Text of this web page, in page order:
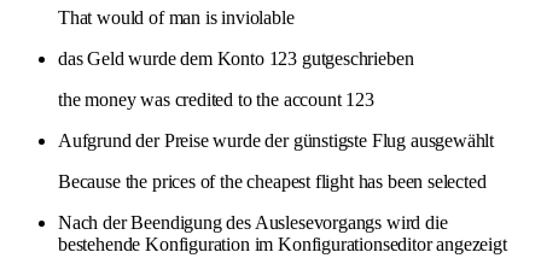
That would of man is inviolable
das Geld wurde dem Konto 123 gutgeschrieben
the money was credited to the account 123
Aufgrund der Preise wurde der günstigste Flug ausgewählt
Because the prices of the cheapest flight has been selected
Nach der Beendigung des Auslesevorgangs wird die
bestehende Konfiguration im Konfigurationseditor angezeigt